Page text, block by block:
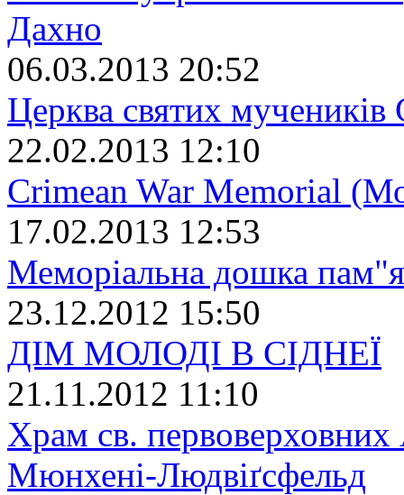
Дахно
06.03.2013 20:52
Церква святих мучеників
22.02.2013 12:10
Crimean War Memorial
17.02.2013 12:53
Меморіальна дошка
23.12.2012 15:50
ДІМ МОЛОДІ В CІДНЕЇ
21.11.2012 11:10
Храм св. первоверховних
Мюнхенi-Людвіґсфельд